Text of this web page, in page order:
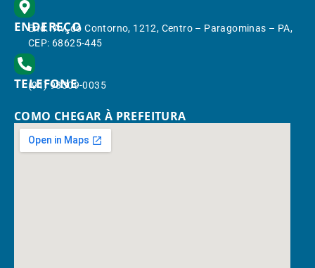
ENDEREÇO
End.: Av. do Contorno, 1212, Centro – Paragominas – PA,
CEP: 68625-445
TELEFONE
(91) 98309-0035
COMO CHEGAR À PREFEITURA